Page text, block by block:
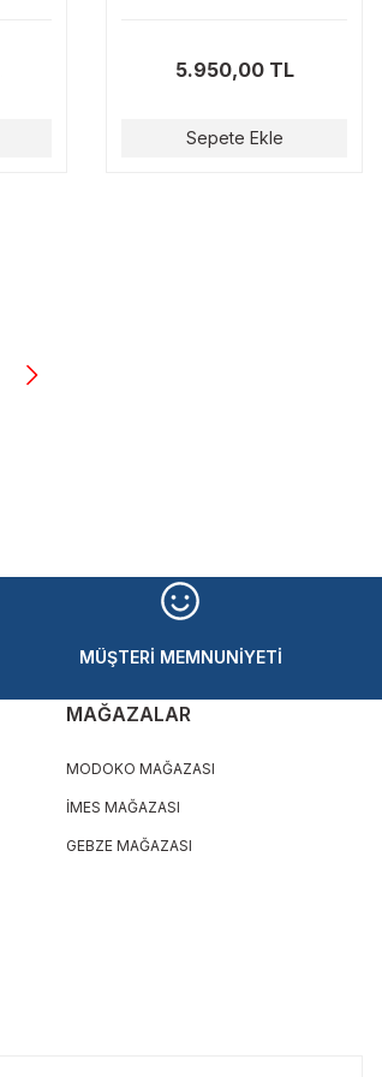
5.950,00 TL
Sepete Ekle
MÜŞTERİ MEMNUNİYETİ
MAĞAZALAR
MODOKO MAĞAZASI
İMES MAĞAZASI
GEBZE MAĞAZASI